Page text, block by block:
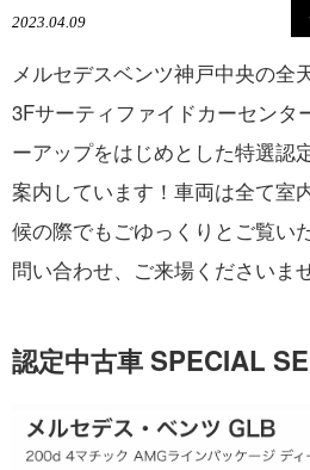
2023.04.09
メルセデスベンツ神戸中央の全
3Fサーティファイドカーセンタ
ーアップをはじめとした特選認
案内しています！車両は全て室
候の際でもごゆっくりとご覧い
問い合わせ、ご来場くださいませ
認定中古車 SPECIAL